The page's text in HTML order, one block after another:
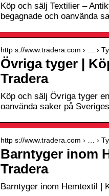
Köp och sälj Textilier –
begagnade och oanvända
http s://www.tradera.com › … ›
Övriga tyger |
Tradera
Köp och sälj Övriga tyger
oanvända saker på
http s://www.tradera.com › … ›
Barntyger inom
Tradera
Barntyger inom Hemtextil |